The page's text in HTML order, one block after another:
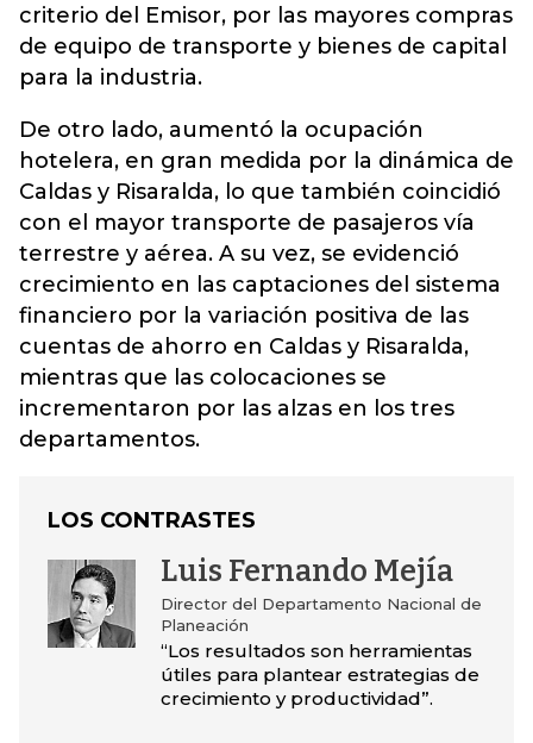
criterio del Emisor, por las mayores compras
de equipo de transporte y bienes de capital
para la industria.
De otro lado, aumentó la ocupación
hotelera, en gran medida por la dinámica de
Caldas y Risaralda, lo que también coincidió
con el mayor transporte de pasajeros vía
terrestre y aérea. A su vez, se evidenció
crecimiento en las captaciones del sistema
financiero por la variación positiva de las
cuentas de ahorro en Caldas y Risaralda,
mientras que las colocaciones se
incrementaron por las alzas en los tres
departamentos.
LOS CONTRASTES
Luis Fernando Mejía
Director del Departamento Nacional de
Planeación
“Los resultados son herramientas
útiles para plantear estrategias de
crecimiento y productividad”.